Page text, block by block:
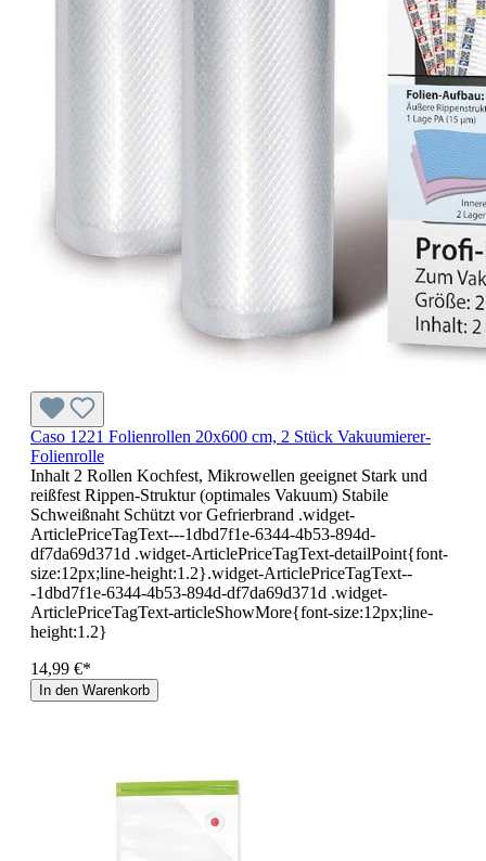
Caso 1221 Folienrollen 20x600 cm, 2 Stück Vakuumierer-
Folienrolle
Inhalt 2 Rollen Kochfest, Mikrowellen geeignet Stark und
reißfest Rippen-Struktur (optimales Vakuum) Stabile
Schweißnaht Schützt vor Gefrierbrand .widget-
ArticlePriceTagText---1dbd7f1e-6344-4b53-894d-
df7da69d371d .widget-ArticlePriceTagText-detailPoint{font-
size:12px;line-height:1.2}.widget-ArticlePriceTagText--
-1dbd7f1e-6344-4b53-894d-df7da69d371d .widget-
ArticlePriceTagText-articleShowMore{font-size:12px;line-
height:1.2}
14,99 €*
In den Warenkorb